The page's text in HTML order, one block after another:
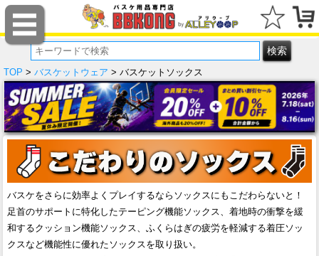
TOP > バスケットウェア > バスケットソックス
バスケをさらに効率よくプレイするならソックスにもこだわらないと！
足首のサポートに特化したテーピング機能ソックス、着地時の衝撃を緩
和するクッション機能ソックス、ふくらはぎの疲労を軽減する着圧ソッ
クスなど機能性に優れたソックスを取り扱い。